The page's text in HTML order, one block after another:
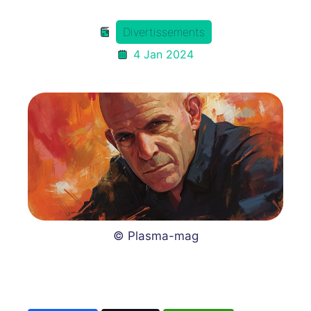
Divertissements
4 Jan 2024
© Plasma-mag